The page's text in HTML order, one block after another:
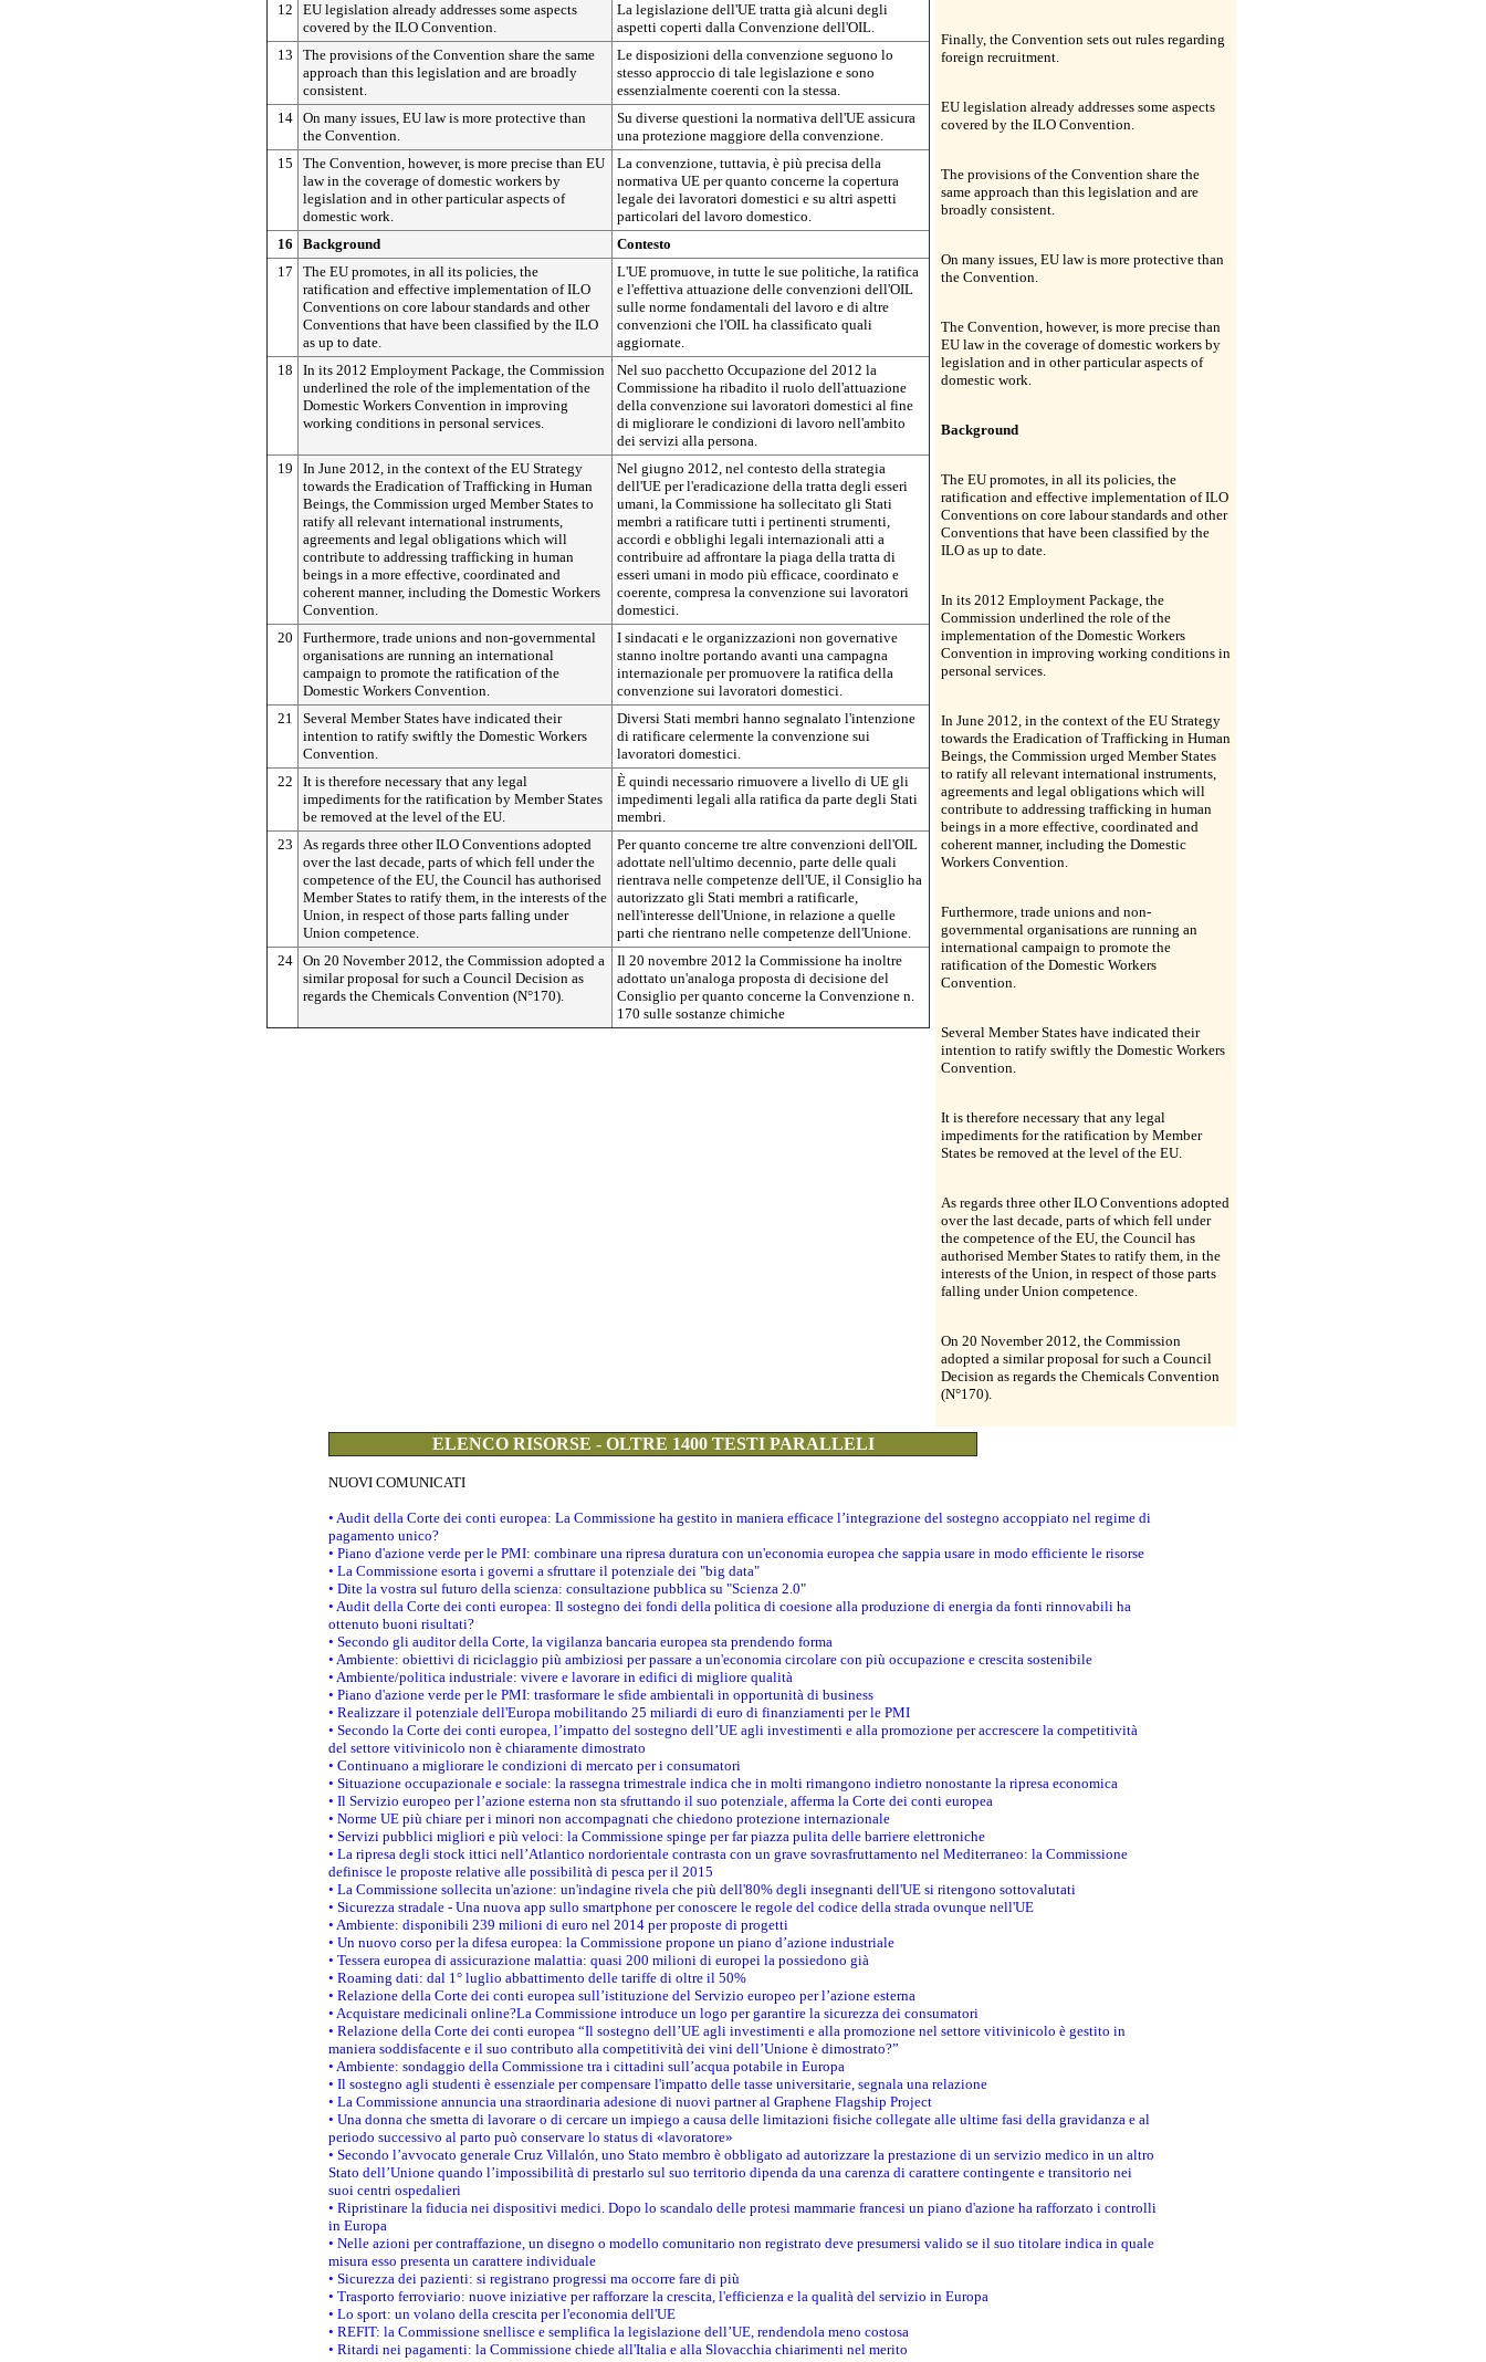
12
EU legislation already addresses some aspects
covered by the ILO Convention.
La legislazione dell'UE tratta già alcuni degli
aspetti coperti dalla Convenzione dell'OIL.
13
The provisions of the Convention share the same
approach than this legislation and are broadly
consistent.
Le disposizioni della convenzione seguono lo
stesso approccio di tale legislazione e sono
essenzialmente coerenti con la stessa.
14 On many issues, EU law is more protective than
the Convention.
Su diverse questioni la normativa dell'UE assicura
una protezione maggiore della convenzione.
15
The Convention, however, is more precise than EU
law in the coverage of domestic workers by
legislation and in other particular aspects of
domestic work.
La convenzione, tuttavia, è più precisa della
normativa UE per quanto concerne la copertura
legale dei lavoratori domestici e su altri aspetti
particolari del lavoro domestico.
16
Background
Contesto
17
The EU promotes, in all its policies, the
ratification and effective implementation of ILO
Conventions on core labour standards and other
Conventions that have been classified by the ILO
as up to date.
L'UE promuove, in tutte le sue politiche, la ratifica
e l'effettiva attuazione delle convenzioni dell'OIL
sulle norme fondamentali del lavoro e di altre
convenzioni che l'OIL ha classificato quali
aggiornate.
18
In its 2012 Employment Package, the Commission
underlined the role of the implementation of the
Domestic Workers Convention in improving
working conditions in personal services.
Nel suo pacchetto Occupazione del 2012 la
Commissione ha ribadito il ruolo dell'attuazione
della convenzione sui lavoratori domestici al fine
di migliorare le condizioni di lavoro nell'ambito
dei servizi alla persona.
19
In June 2012, in the context of the EU Strategy
towards the Eradication of Trafficking in Human
Beings, the Commission urged Member States to
ratify all relevant international instruments,
agreements and legal obligations which will
contribute to addressing trafficking in human
beings in a more effective, coordinated and
coherent manner, including the Domestic Workers
Convention.
Nel giugno 2012, nel contesto della strategia
dell'UE per l'eradicazione della tratta degli esseri
umani, la Commissione ha sollecitato gli Stati
membri a ratificare tutti i pertinenti strumenti,
accordi e obblighi legali internazionali atti a
contribuire ad affrontare la piaga della tratta di
esseri umani in modo più efficace, coordinato e
coerente, compresa la convenzione sui lavoratori
domestici.
20
Furthermore, trade unions and non-governmental
organisations are running an international
campaign to promote the ratification of the
Domestic Workers Convention.
I sindacati e le organizzazioni non governative
stanno inoltre portando avanti una campagna
internazionale per promuovere la ratifica della
convenzione sui lavoratori domestici.
21
Several Member States have indicated their
intention to ratify swiftly the Domestic Workers
Convention.
Diversi Stati membri hanno segnalato l'intenzione
di ratificare celermente la convenzione sui
lavoratori domestici.
22
It is therefore necessary that any legal
impediments for the ratification by Member States
be removed at the level of the EU.
È quindi necessario rimuovere a livello di UE gli
impedimenti legali alla ratifica da parte degli Stati
membri.
23
As regards three other ILO Conventions adopted
over the last decade, parts of which fell under the
competence of the EU, the Council has authorised
Member States to ratify them, in the interests of the
Union, in respect of those parts falling under
Union competence.
Per quanto concerne tre altre convenzioni dell'OIL
adottate nell'ultimo decennio, parte delle quali
rientrava nelle competenze dell'UE, il Consiglio ha
autorizzato gli Stati membri a ratificarle,
nell'interesse dell'Unione, in relazione a quelle
parti che rientrano nelle competenze dell'Unione.
24 On 20 November 2012, the Commission adopted a
similar proposal for such a Council Decision as
regards the Chemicals Convention (N°170).
Il 20 novembre 2012 la Commissione ha inoltre
adottato un'analoga proposta di decisione del
Consiglio per quanto concerne la Convenzione n.
170 sulle sostanze chimiche
Finally, the Convention sets out rules regarding
foreign recruitment.
EU legislation already addresses some aspects
covered by the ILO Convention.
The provisions of the Convention share the
same approach than this legislation and are
broadly consistent.
On many issues, EU law is more protective than
the Convention.
The Convention, however, is more precise than
EU law in the coverage of domestic workers by
legislation and in other particular aspects of
domestic work.
Background
The EU promotes, in all its policies, the
ratification and effective implementation of ILO
Conventions on core labour standards and other
Conventions that have been classified by the
ILO as up to date.
In its 2012 Employment Package, the
Commission underlined the role of the
implementation of the Domestic Workers
Convention in improving working conditions in
personal services.
In June 2012, in the context of the EU Strategy
towards the Eradication of Trafficking in Human
Beings, the Commission urged Member States
to ratify all relevant international instruments,
agreements and legal obligations which will
contribute to addressing trafficking in human
beings in a more effective, coordinated and
coherent manner, including the Domestic
Workers Convention.
Furthermore, trade unions and non-
governmental organisations are running an
international campaign to promote the
ratification of the Domestic Workers
Convention.
Several Member States have indicated their
intention to ratify swiftly the Domestic Workers
Convention.
It is therefore necessary that any legal
impediments for the ratification by Member
States be removed at the level of the EU.
As regards three other ILO Conventions adopted
over the last decade, parts of which fell under
the competence of the EU, the Council has
authorised Member States to ratify them, in the
interests of the Union, in respect of those parts
falling under Union competence.
On 20 November 2012, the Commission
adopted a similar proposal for such a Council
Decision as regards the Chemicals Convention
(N°170).
ELENCO RISORSE - OLTRE 1400 TESTI PARALLELI
NUOVI COMUNICATI
• Audit della Corte dei conti europea: La Commissione ha gestito in maniera efficace l’integrazione del sostegno accoppiato nel regime di
pagamento unico?
• Piano d'azione verde per le PMI: combinare una ripresa duratura con un'economia europea che sappia usare in modo efficiente le risorse
• La Commissione esorta i governi a sfruttare il potenziale dei "big data"
• Dite la vostra sul futuro della scienza: consultazione pubblica su "Scienza 2.0"
• Audit della Corte dei conti europea: Il sostegno dei fondi della politica di coesione alla produzione di energia da fonti rinnovabili ha
ottenuto buoni risultati?
• Secondo gli auditor della Corte, la vigilanza bancaria europea sta prendendo forma
• Ambiente: obiettivi di riciclaggio più ambiziosi per passare a un'economia circolare con più occupazione e crescita sostenibile
• Ambiente/politica industriale: vivere e lavorare in edifici di migliore qualità
• Piano d'azione verde per le PMI: trasformare le sfide ambientali in opportunità di business
• Realizzare il potenziale dell'Europa mobilitando 25 miliardi di euro di finanziamenti per le PMI
• Secondo la Corte dei conti europea, l’impatto del sostegno dell’UE agli investimenti e alla promozione per accrescere la competitività
del settore vitivinicolo non è chiaramente dimostrato
• Continuano a migliorare le condizioni di mercato per i consumatori
• Situazione occupazionale e sociale: la rassegna trimestrale indica che in molti rimangono indietro nonostante la ripresa economica
• Il Servizio europeo per l’azione esterna non sta sfruttando il suo potenziale, afferma la Corte dei conti europea
• Norme UE più chiare per i minori non accompagnati che chiedono protezione internazionale
• Servizi pubblici migliori e più veloci: la Commissione spinge per far piazza pulita delle barriere elettroniche
• La ripresa degli stock ittici nell’Atlantico nordorientale contrasta con un grave sovrasfruttamento nel Mediterraneo: la Commissione
definisce le proposte relative alle possibilità di pesca per il 2015
• La Commissione sollecita un'azione: un'indagine rivela che più dell'80% degli insegnanti dell'UE si ritengono sottovalutati
• Sicurezza stradale - Una nuova app sullo smartphone per conoscere le regole del codice della strada ovunque nell'UE
• Ambiente: disponibili 239 milioni di euro nel 2014 per proposte di progetti
• Un nuovo corso per la difesa europea: la Commissione propone un piano d’azione industriale
• Tessera europea di assicurazione malattia: quasi 200 milioni di europei la possiedono già
• Roaming dati: dal 1° luglio abbattimento delle tariffe di oltre il 50%
• Relazione della Corte dei conti europea sull’istituzione del Servizio europeo per l’azione esterna
• Acquistare medicinali online?La Commissione introduce un logo per garantire la sicurezza dei consumatori
• Relazione della Corte dei conti europea “Il sostegno dell’UE agli investimenti e alla promozione nel settore vitivinicolo è gestito in
maniera soddisfacente e il suo contributo alla competitività dei vini dell’Unione è dimostrato?”
• Ambiente: sondaggio della Commissione tra i cittadini sull’acqua potabile in Europa
• Il sostegno agli studenti è essenziale per compensare l'impatto delle tasse universitarie, segnala una relazione
• La Commissione annuncia una straordinaria adesione di nuovi partner al Graphene Flagship Project
• Una donna che smetta di lavorare o di cercare un impiego a causa delle limitazioni fisiche collegate alle ultime fasi della gravidanza e al
periodo successivo al parto può conservare lo status di «lavoratore»
• Secondo l’avvocato generale Cruz Villalón, uno Stato membro è obbligato ad autorizzare la prestazione di un servizio medico in un altro
Stato dell’Unione quando l’impossibilità di prestarlo sul suo territorio dipenda da una carenza di carattere contingente e transitorio nei
suoi centri ospedalieri
• Ripristinare la fiducia nei dispositivi medici. Dopo lo scandalo delle protesi mammarie francesi un piano d'azione ha rafforzato i controlli
in Europa
• Nelle azioni per contraffazione, un disegno o modello comunitario non registrato deve presumersi valido se il suo titolare indica in quale
misura esso presenta un carattere individuale
• Sicurezza dei pazienti: si registrano progressi ma occorre fare di più
• Trasporto ferroviario: nuove iniziative per rafforzare la crescita, l'efficienza e la qualità del servizio in Europa
• Lo sport: un volano della crescita per l'economia dell'UE
• REFIT: la Commissione snellisce e semplifica la legislazione dell’UE, rendendola meno costosa
• Ritardi nei pagamenti: la Commissione chiede all'Italia e alla Slovacchia chiarimenti nel merito